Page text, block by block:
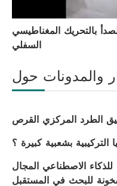
بالتحريك المغناطيسي
السفلي
الطرد المركزي القرص
التركيبية بشعبية كبيرة ؟
للذكاء الاصطناعي المجال